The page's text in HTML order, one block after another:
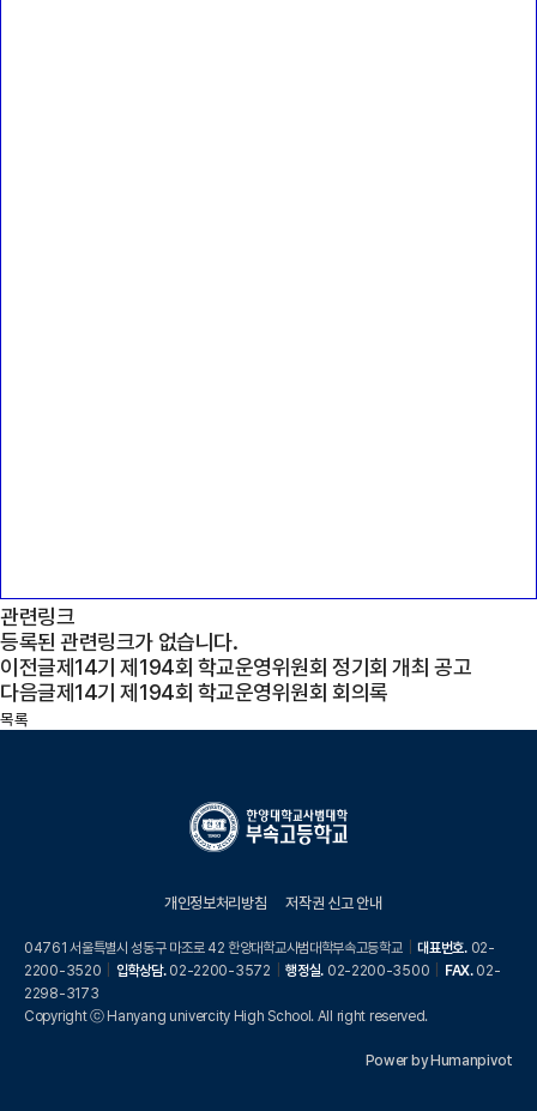
관련링크
등록된 관련링크가 없습니다.
이전글제14기 제194회 학교운영위원회 정기회 개최 공고
다음글제14기 제194회 학교운영위원회 회의록
목록
개인정보처리방침 저작권 신고 안내
04761 서울특별시 성동구 마조로 42 한양대학교사범대학부속고등학교 대표번호. 02-
2200-3520
입학상담. 02-2200-3572 행정실. 02-2200-3500 FAX.02-
2298-3173
Copyright ⓒ Hanyang univercity High School. All right reserved.
Power by Humanpivot